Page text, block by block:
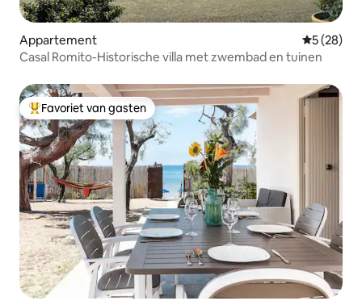
Appartement
5 (28)
Casal Romito-Historische villa met zwembad en tuinen
Topfavoriet van gasten
Favoriet van gasten